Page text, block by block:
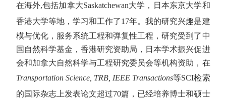
在海外,包括加拿大Saskatchewan大学，日本东京大学和
香港大学等地，学习和工作了1 7年。我的研究兴趣是建
模与优化，服务系统工程和弹复性工程，研究受到了中
国自然科学基金，香港研究资助局，日本学术振兴促进
会和加拿大自然科学与工程研究委员会等机构资助，在
Transportation Science, TRB, IEEE Transactions等SCI检索
的国际杂志上发表论文超过70篇，已经培养博士和硕士